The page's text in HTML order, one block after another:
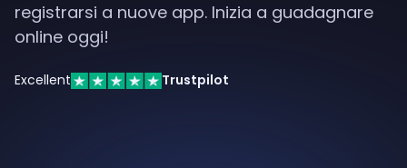
registrarsi a nuove app. Inizia a guadagnare
online oggi!
Excellent Trustpilot